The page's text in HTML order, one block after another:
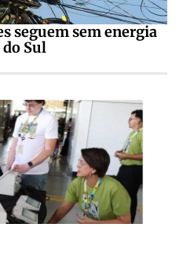
seguem sem energia
Sul